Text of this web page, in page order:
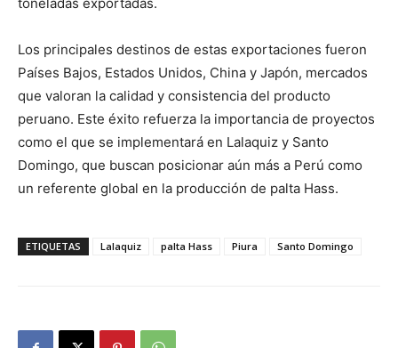
toneladas exportadas.
Los principales destinos de estas exportaciones fueron
Países Bajos, Estados Unidos, China y Japón, mercados
que valoran la calidad y consistencia del producto
peruano. Este éxito refuerza la importancia de proyectos
como el que se implementará en Lalaquiz y Santo
Domingo, que buscan posicionar aún más a Perú como
un referente global en la producción de palta Hass.
ETIQUETAS Lalaquiz palta Hass Piura Santo Domingo